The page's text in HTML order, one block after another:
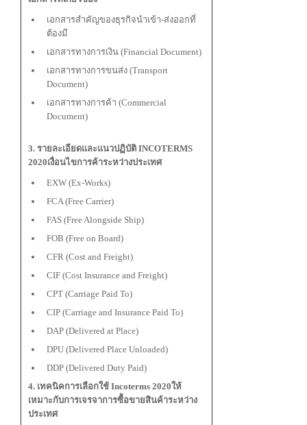
เอกสารสำคัญของธุรกิจนำเข้า-ส่งออกที่
ต้องมี
เอกสารทางการเงิน (Financial Document)
เอกสารทางการขนส่ง (Transport
Document)
เอกสารทางการค้า (Commercial
Document)
3. รายละเอียดและแนวปฏิบัติ INCOTERMS
2020เงื่อนไขการค้าระหว่างประเทศ
EXW (Ex-Works)
FCA (Free Carrier)
FAS (Free Alongside Ship)
FOB (Free on Board)
CFR (Cost and Freight)
CIF (Cost Insurance and Freight)
CPT (Carriage Paid To)
CIP (Carriage and Insurance Paid To)
DAP (Delivered at Place)
DPU (Delivered Place Unloaded)
DDP (Delivered Duty Paid)
4. เทคนิคการเลือกใช้ Incoterms 2020ให้
เหมาะกับการเจรจาการซื้อขายสินค้าระหว่าง
ประเทศ